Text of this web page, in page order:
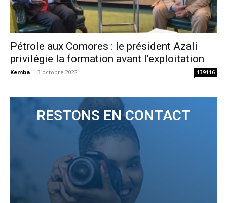
Pétrole aux Comores : le président Azali
privilégie la formation avant l’exploitation
Kemba - 3 octobre 2022 139116
RESTONS EN CONTACT